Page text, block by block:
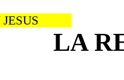
LA